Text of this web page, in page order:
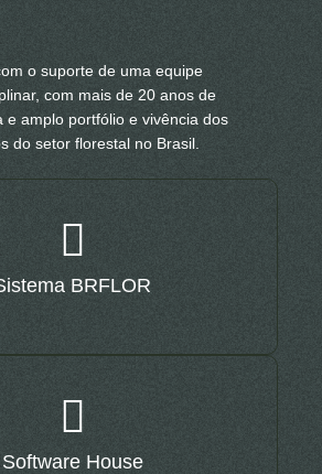
o suporte de uma equipe
com mais de 20 anos de
e amplo portfólio e vivência dos
do setor florestal no Brasil.
BRFLOR
Software House